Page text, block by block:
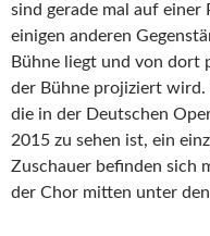
sind gerade mal auf einer
einigen anderen
Bühne liegt und von dort
der Bühne projiziert wird.
die in der Deutschen
2015 zu sehen ist, ein
Zuschauer befinden sich
der Chor mitten unter